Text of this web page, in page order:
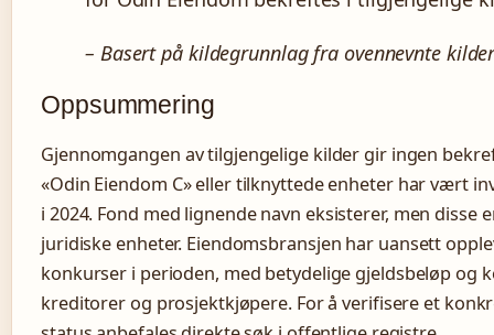
– Basert på kildegrunnlag fra ovennevnte
Oppsummering
Gjennomgangen av tilgjengelige kilder gir ingen
«Odin Eiendom C» eller tilknyttede enheter har vært
i 2024. Fond med lignende navn eksisterer, men disse
juridiske enheter. Eiendomsbransjen har uansett
konkurser i perioden, med betydelige gjeldsbeløp og
kreditorer og prosjektkjøpere. For å verifisere et